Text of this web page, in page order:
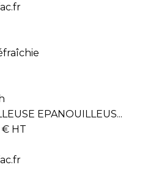
EPANOUILLEUS...
€ HT